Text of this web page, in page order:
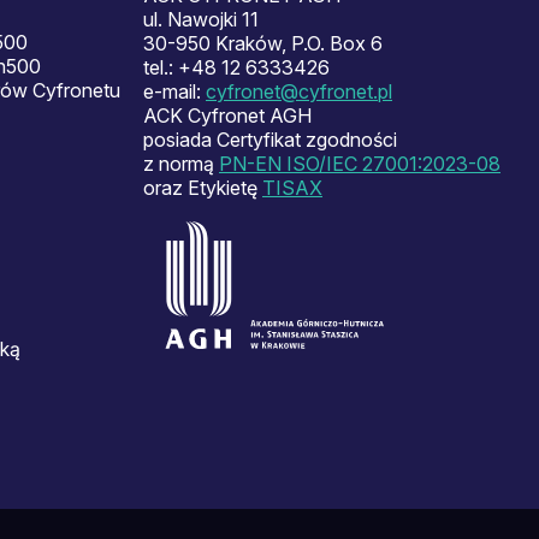
Cyfronetu
ul. Nawojki 11
30-950 Kraków, P.O. Box 6
tel.: +48 12 6333426
e-mail: cyfronet@cyfronet.pl
ACK Cyfronet AGH
posiada Certyfikat zgodności
z normą PN-EN ISO/IEC 27001:2023-08
oraz Etykietę TISAX